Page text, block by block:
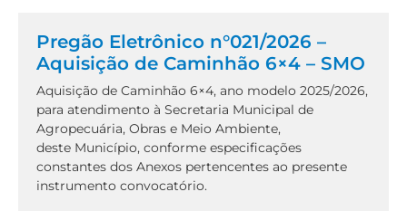
Pregão Eletrônico n°021/2026 –
Aquisição de Caminhão 6×4 – SMO
Aquisição de Caminhão 6×4, ano modelo 2025/2026,
para atendimento à Secretaria Municipal de
Agropecuária, Obras e Meio Ambiente,
deste Município, conforme especificações
constantes dos Anexos pertencentes ao presente
instrumento convocatório.